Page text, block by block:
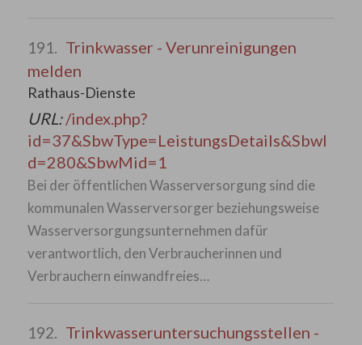
191. Trinkwasser - Verunreinigungen
melden
Rathaus-Dienste
URL:/index.php?
id=37&SbwType=LeistungsDetails&SbwI
d=280&SbwMid=1
Bei der öffentlichen Wasserversorgung sind die
kommunalen Wasserversorger beziehungsweise
Wasserversorgungsunternehmen dafür
verantwortlich, den Verbraucherinnen und
Verbrauchern einwandfreies…
192. Trinkwasseruntersuchungsstellen -